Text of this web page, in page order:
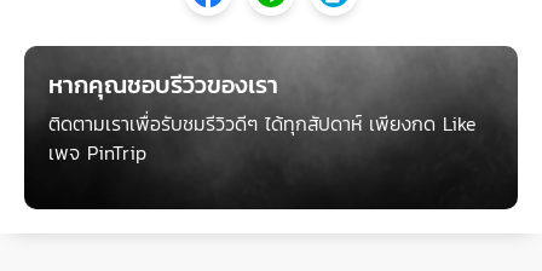
หากคุณชอบรีวิวของเรา
ติดตามเราเพื่อรับชมรีวิวดีๆ ได้ทุกสัปดาห์ เพียงกด Like
เพจ PinTrip